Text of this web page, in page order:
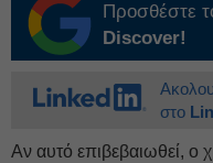
Προσθέστε
Discover!
στο
Aν αυτό επιβεβαιωθεί, ο